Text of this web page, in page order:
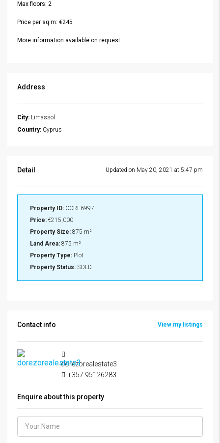
Max floors: 2
Price per sq.m: €245
More information available on request.
Address
City: Limassol
Country: Cyprus
Detail Updated on May 20, 2021 at 5:47 pm
Property ID: CCRE6997
Price: €215,000
Property Size: 875 m²
Land Area: 875 m²
Property Type: Plot
Property Status: SOLD
Contact info View my listings
dorezorealestate3
+357 95126283
Enquire about this property